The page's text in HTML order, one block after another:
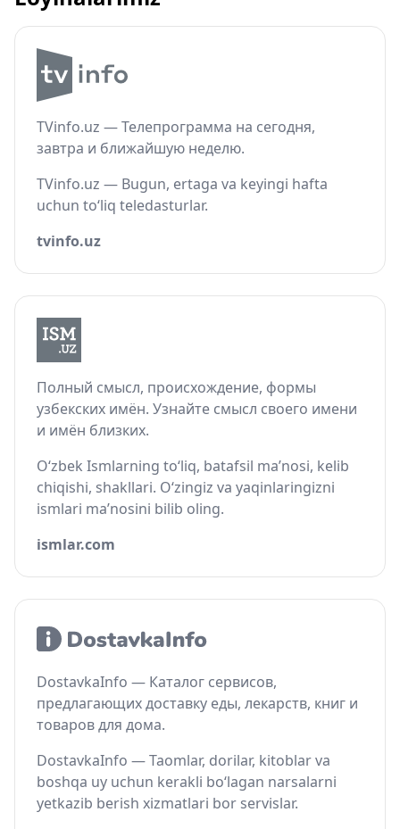
TVinfo.uz — Телепрограмма на сегодня,
завтра и ближайшую неделю.
TVinfo.uz — Bugun, ertaga va keyingi hafta
uchun to‘liq teledasturlar.
tvinfo.uz
Полный смысл, происхождение, формы
узбекских имён. Узнайте смысл своего имени
и имён близких.
O‘zbek Ismlarning to‘liq, batafsil ma’nosi, kelib
chiqishi, shakllari. O‘zingiz va yaqinlaringizni
ismlari ma’nosini bilib oling.
ismlar.com
DostavkaInfo — Каталог сервисов,
предлагающих доставку еды, лекарств, книг и
товаров для дома.
DostavkaInfo — Taomlar, dorilar, kitoblar va
boshqa uy uchun kerakli bo‘lagan narsalarni
yetkazib berish xizmatlari bor servislar.